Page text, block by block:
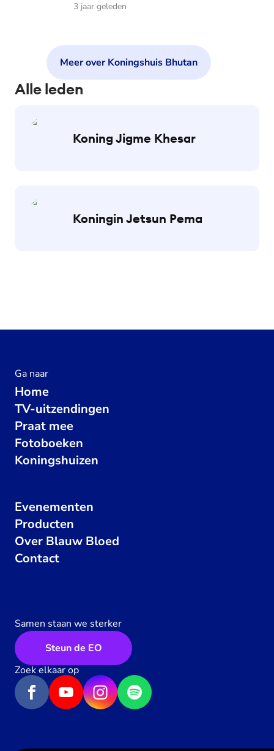
3 jaar geleden
Meer over Koningshuis Bhutan
Alle leden
Koning Jigme Khesar
Koningin Jetsun Pema
Ga naar
Home
TV-uitzendingen
Praat mee
Fotoboeken
Koningshuizen
Evenementen
Producten
Over Blauw Bloed
Contact
Samen staan we sterker
Steun de EO
Zoek elkaar op